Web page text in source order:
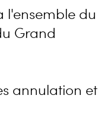
l'ensemble du
Grand
annulation et